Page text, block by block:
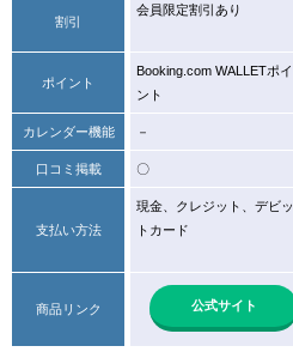
割引
会員限定割引あり
ポイント
Booking.com WALLETポイ
ント
カレンダー機能 －
口コミ掲載 〇
支払い方法
現金、クレジット、デビッ
トカード
商品リンク 公式サイト